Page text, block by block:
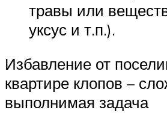
травы или
уксус и т.п.).
Избавление от
квартире клопов –
выполнимая задача